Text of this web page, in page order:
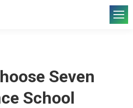
Seven
School